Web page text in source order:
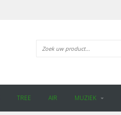
TREE AIR MUZIEK